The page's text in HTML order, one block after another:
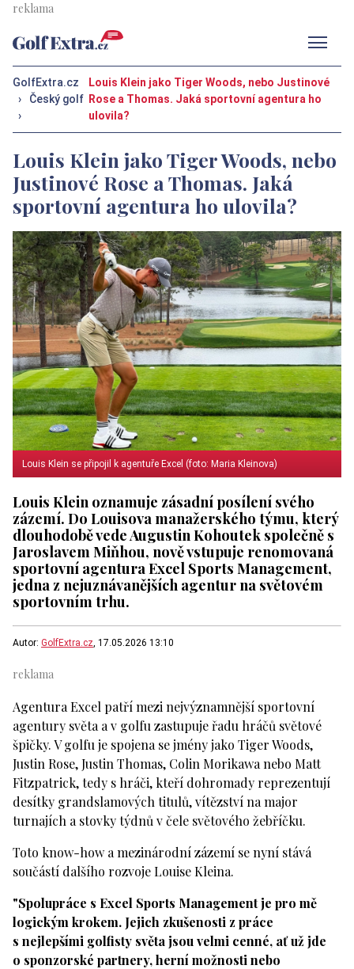
GolfExtra.cz
›
Český golf
›
Louis Klein jako Tiger Woods, nebo Justinové
Rose a Thomas. Jaká sportovní agentura ho
ulovila?
Louis Klein jako Tiger Woods, nebo
Justinové Rose a Thomas. Jaká
sportovní agentura ho ulovila?
Louis Klein se připojil k agentuře Excel (foto: Maria Kleinova)
Louis Klein oznamuje zásadní posílení svého
zázemí. Do Louisova manažerského týmu, který
dlouhodobě vede Augustin Kohoutek společně s
Jaroslavem Miňhou, nově vstupuje renomovaná
sportovní agentura Excel Sports Management,
jedna z nejuznávanějších agentur na světovém
sportovním trhu.
Autor: GolfExtra.cz, 17.05.2026 13:10
Agentura Excel patří mezi nejvýznamnější sportovní
agentury světa a v golfu zastupuje řadu hráčů světové
špičky. V golfu je spojena se jmény jako Tiger Woods,
Justin Rose, Justin Thomas, Colin Morikawa nebo Matt
Fitzpatrick, tedy s hráči, kteří dohromady reprezentují
desítky grandslamových titulů, vítězství na major
turnajích a stovky týdnů v čele světového žebříčku.
Toto know-how a mezinárodní zázemí se nyní stává
součástí dalšího rozvoje Louise Kleina.
"Spolupráce s Excel Sports Management je pro mě
logickým krokem. Jejich zkušenosti z práce
s nejlepšími golfisty světa jsou velmi cenné, ať už jde
o sponzorské partnery, herní možnosti nebo